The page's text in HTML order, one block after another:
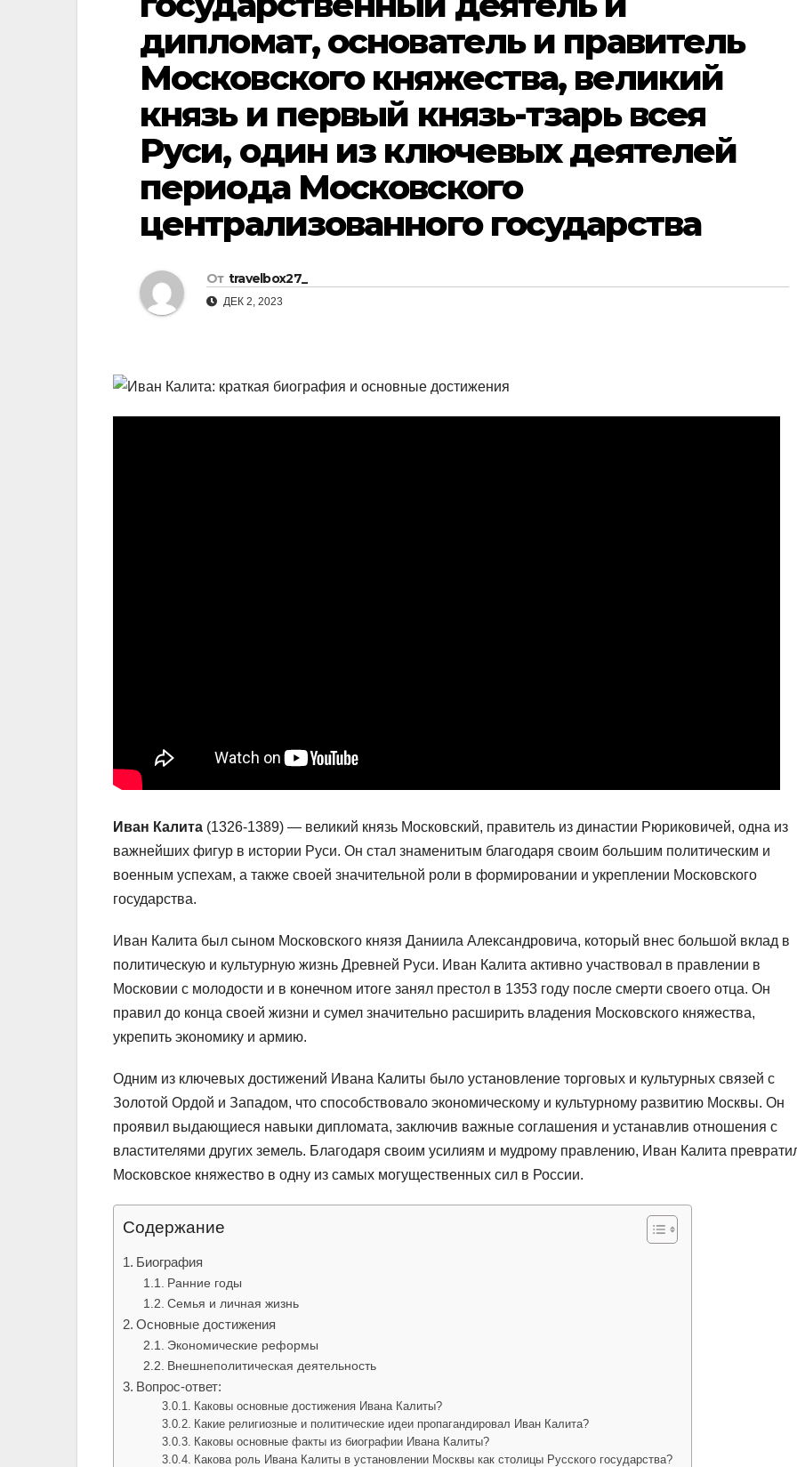
дипломат, основатель и правитель
Московского княжества, великий
князь и первый князь-тзарь всея
Руси, один из ключевых деятелей
периода Московского
централизованного государства
От travelbox27_
ДЕК 2, 2023
Иван Калита (1326-1389) — великий князь Московский, правитель из династии Рюриковичей, одна из
важнейших фигур в истории Руси. Он стал знаменитым благодаря своим большим политическим и
военным успехам, а также своей значительной роли в формировании и укреплении Московского
государства.
Иван Калита был сыном Московского князя Даниила Александровича, который внес большой вклад в
политическую и культурную жизнь Древней Руси. Иван Калита активно участвовал в правлении в
Московии с молодости и в конечном итоге занял престол в 1353 году после смерти своего отца. Он
правил до конца своей жизни и сумел значительно расширить владения Московского княжества,
укрепить экономику и армию.
Одним из ключевых достижений Ивана Калиты было установление торговых и культурных связей с
Золотой Ордой и Западом, что способствовало экономическому и культурному развитию Москвы. Он
проявил выдающиеся навыки дипломата, заключив важные соглашения и устанавлив отношения с
властителями других земель. Благодаря своим усилиям и мудрому правлению, Иван Калита
Московское княжество в одну из самых могущественных сил в России.
Содержание
Биография
Ранние годы
Семья и личная жизнь
Основные достижения
Экономические реформы
Внешнеполитическая деятельность
Вопрос-ответ:
Каковы основные достижения Ивана Калиты?
Какие религиозные и политические идеи пропагандировал Иван Калита?
Каковы основные факты из биографии Ивана Калиты?
Какова роль Ивана Калиты в установлении Москвы как столицы Русского государства?